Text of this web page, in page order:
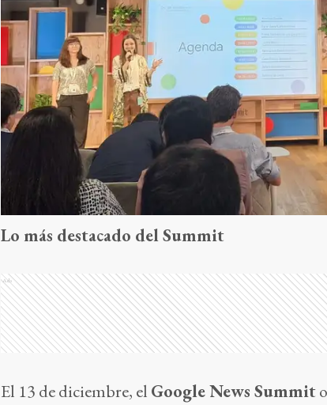
Lo más destacado del Summit
Ads
El 13 de diciembre, el Google News Summit